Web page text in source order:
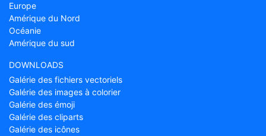
Europe
Amérique du Nord
Océanie
Amérique du sud
DOWNLOADS
Galérie des fichiers vectoriels
Galérie des images à colorier
Galérie des émoji
Galérie des cliparts
Galérie des icônes